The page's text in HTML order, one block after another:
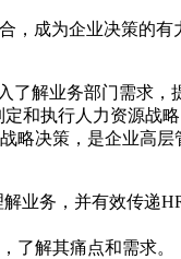
，成为企业决策的有
了解业务部门需求，
定和执行人力资源战
略决策，是企业高层
业务，并有效传递
了解其痛点和需求。